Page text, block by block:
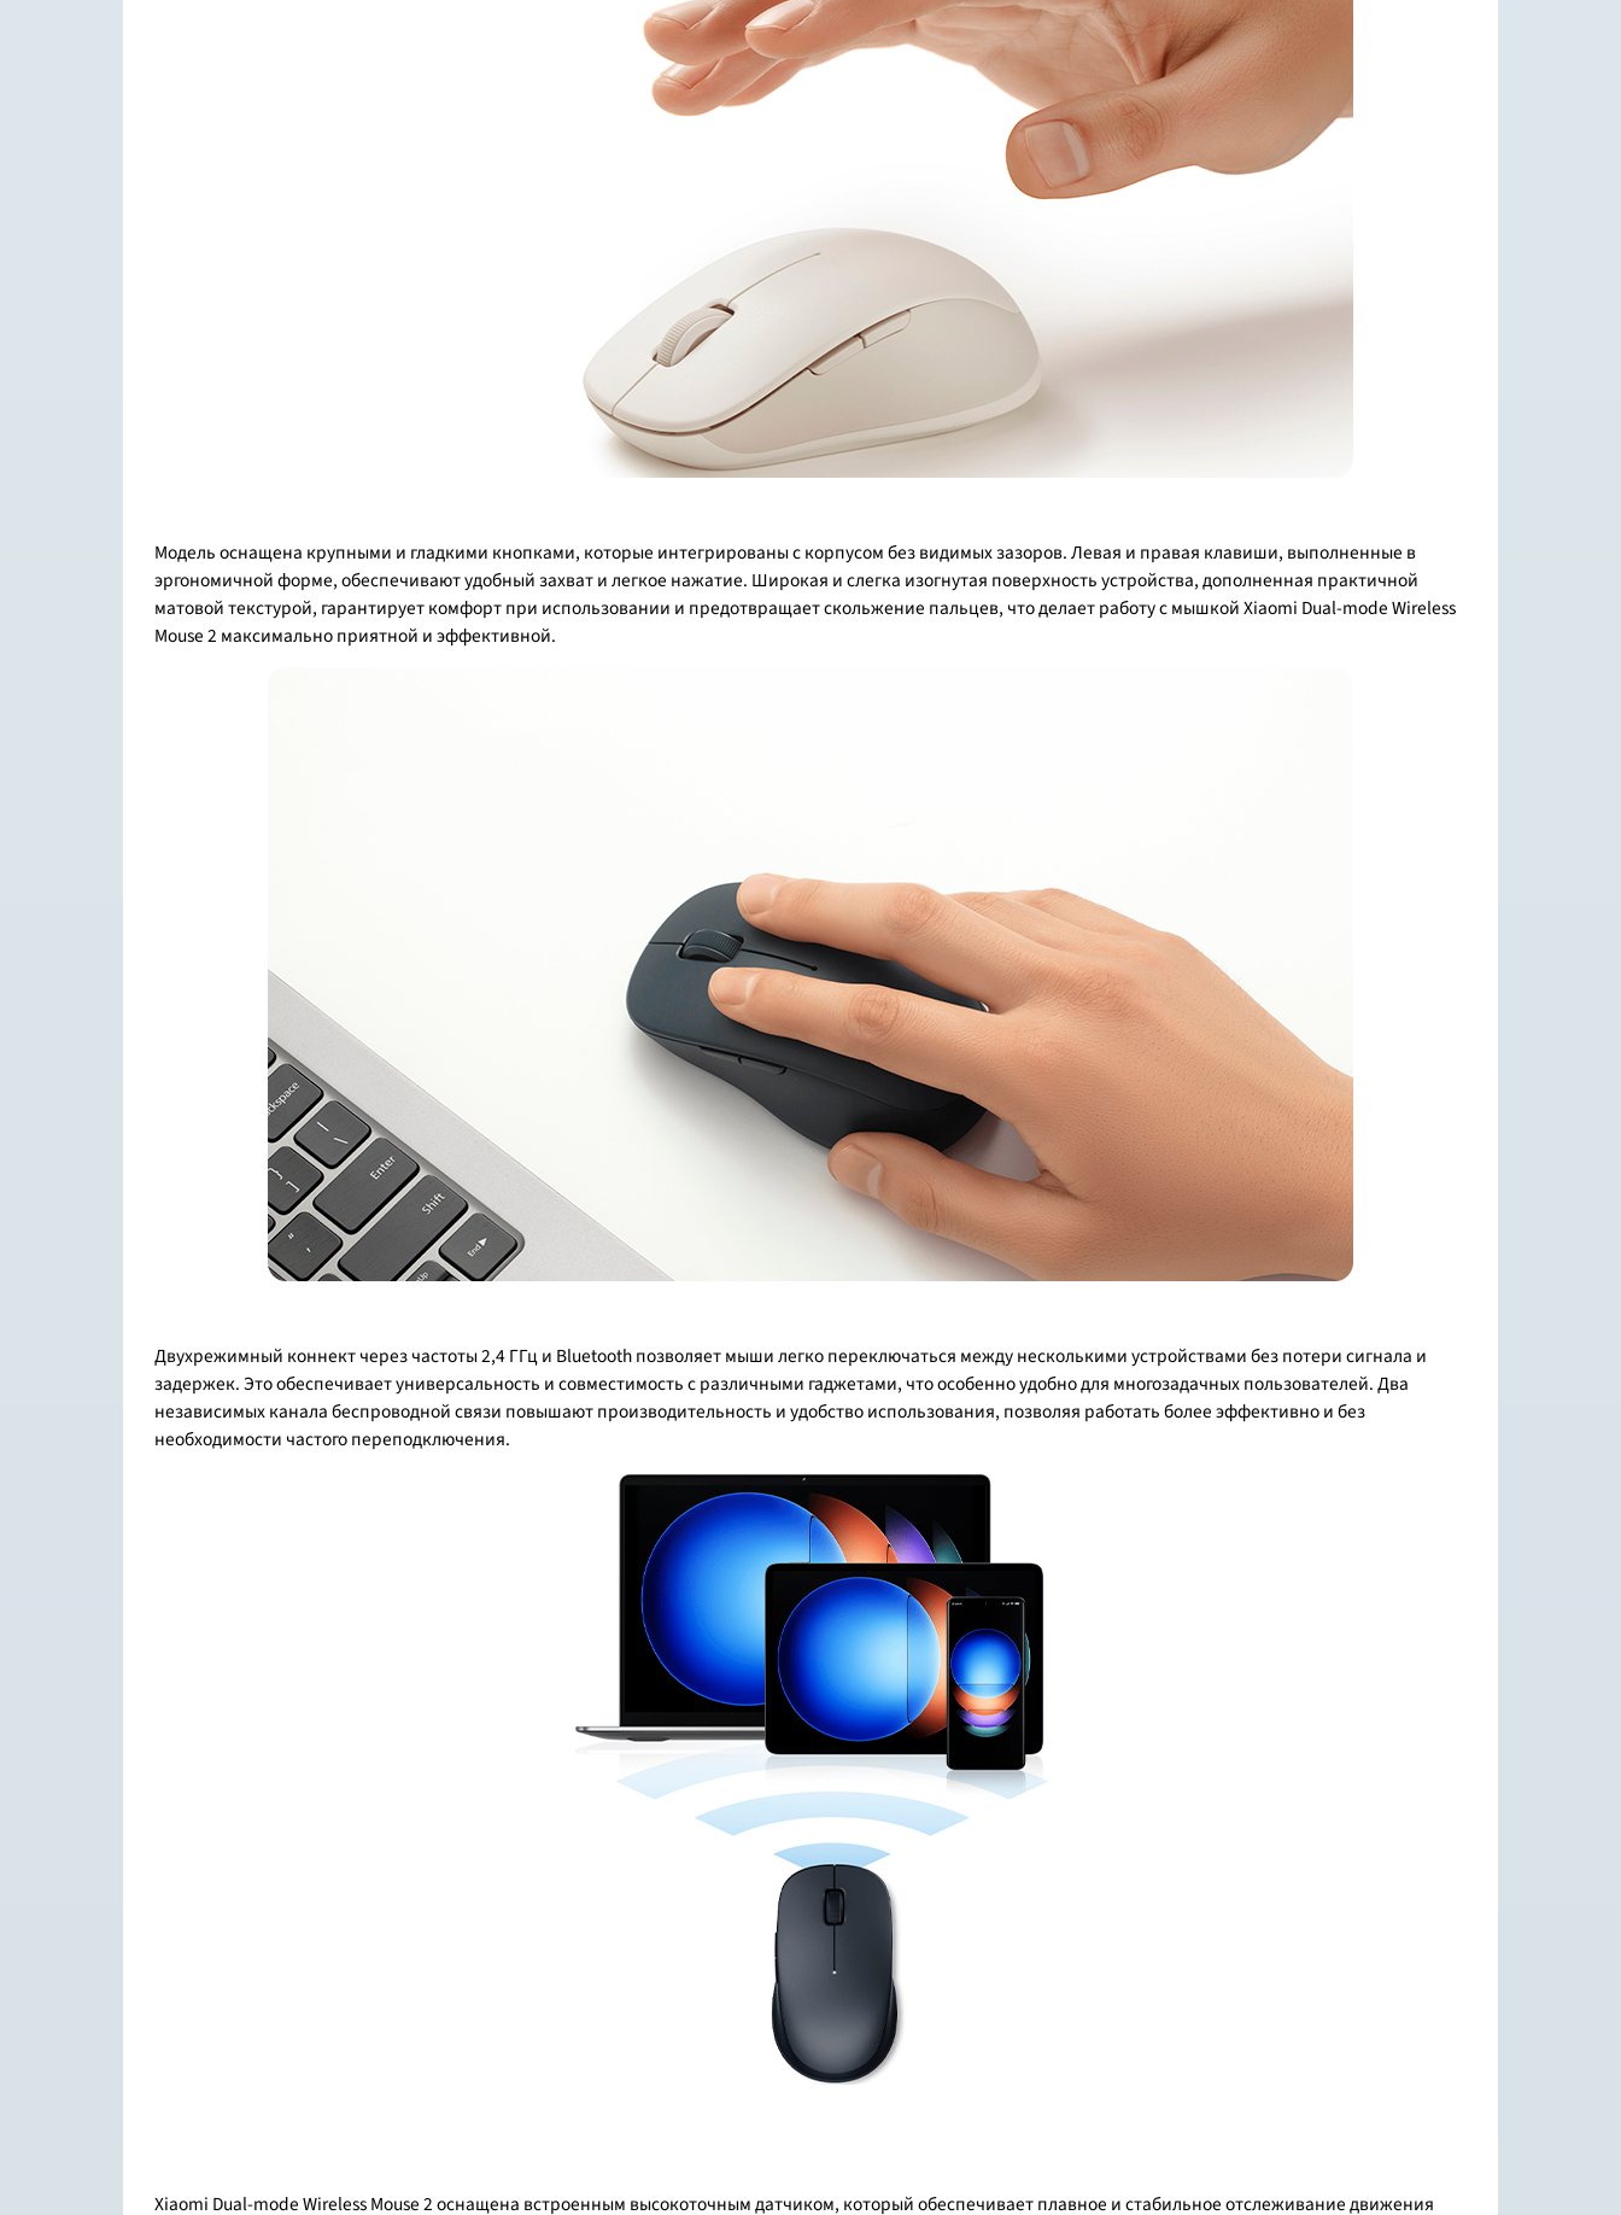
Модель оснащена крупными и гладкими кнопками, которые интегрированы с корпусом без видимых зазоров. Левая и правая клавиши, выполненные в
эргономичной форме, обеспечивают удобный захват и легкое нажатие. Широкая и слегка изогнутая поверхность устройства, дополненная практичной
матовой текстурой, гарантирует комфорт при использовании и предотвращает скольжение пальцев, что делает работу с мышкой Xiaomi Dual-mode Wireless
Mouse 2 максимально приятной и эффективной.
Двухрежимный коннект через частоты 2,4 ГГц и Bluetooth позволяет мыши легко переключаться между несколькими устройствами без потери сигнала и
задержек. Это обеспечивает универсальность и совместимость с различными гаджетами, что особенно удобно для многозадачных пользователей. Два
независимых канала беспроводной связи повышают производительность и удобство использования, позволяя работать более эффективно и без
необходимости частого переподключения.
Xiaomi Dual-mode Wireless Mouse 2 оснащена встроенным высокоточным датчиком, который обеспечивает плавное и стабильное отслеживание движения